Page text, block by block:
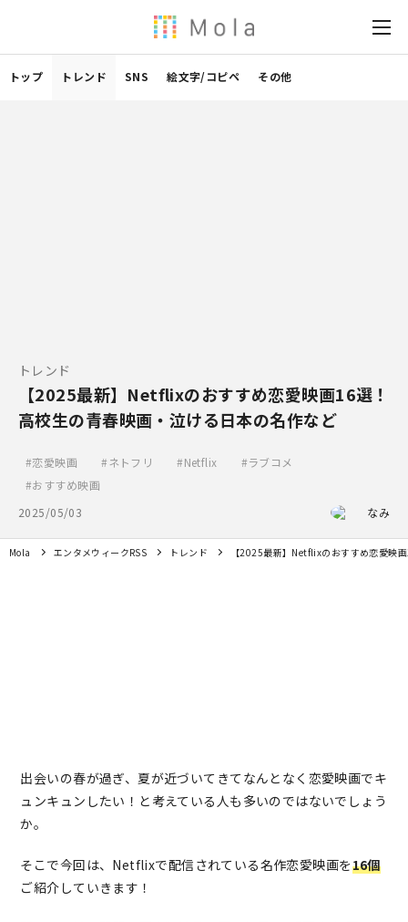
トップ トレンド SNS 絵文字/コピペ その他
トレンド
【2025最新】Netflixのおすすめ恋愛映画16選！
高校生の青春映画・泣ける日本の名作など
恋愛映画 ネトフリ Netflix
ラブコメ
おすすめ映画
2025/05/03
なみ
Mola エンタメウィークRSS トレンド 【2025最新】Netflixのおすすめ恋愛映
出会いの春が過ぎ、夏が近づいてきてなんとなく恋愛映画でキ
ュンキュンしたい！と考えている人も多いのではないでしょう
か。
そこで今回は、Netflixで配信されている名作恋愛映画を16個
ご紹介していきます！